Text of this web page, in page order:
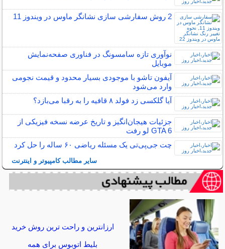
2 روش سفارشی سازی نشانگر ماوس در ویندوز 11
نوآوری تازه سامسونگ در فناوری صفحه‌نمایش‌
موبایل
آیفون تاشو با موجودی بسیار محدود و قیمت نجومی
وارد می‌شود
آیا گلکسی زد فولد ۸ قافیه را به رقبا می‌بازد؟
جزئیات هیجان‌انگیز و تاریخ عرضه نسخه فیزیکی از
GTA 6 لو رفت
چت ‌جی‌پی‌تی یک مسئله ریاضی ۶۰ ساله را حل کرد
سایر مطالب کامپیوتر و اینترنت
ارزانترین و راحت ترین روش خرید
بلیط اتوبوس برای همه